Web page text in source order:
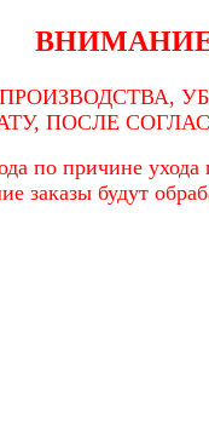
ПОСЛЕ
по причине ухода
заказы будут